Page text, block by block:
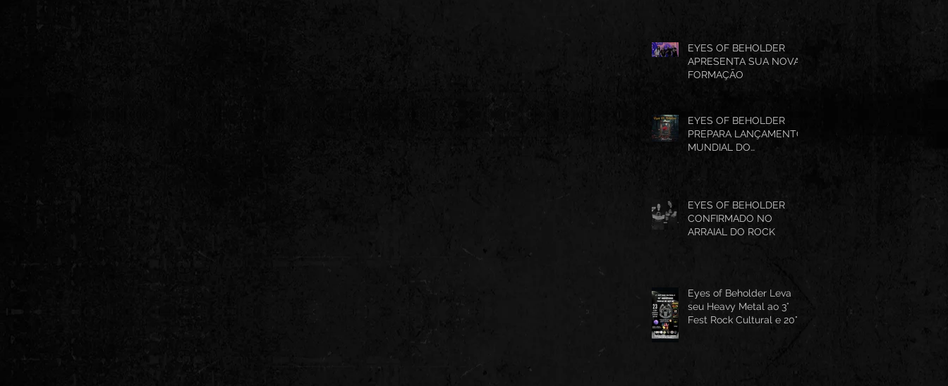
EYES OF BEHOLDER
APRESENTA SUA NOVA
FORMAÇÃO
EYES OF BEHOLDER
PREPARA LANÇAMENTO
MUNDIAL DO
EYES OF BEHOLDER
CONFIRMADO NO
ARRAIAL DO ROCK
Eyes of Beholder Leva
seu Heavy Metal ao 3°
Fest Rock Cultural e 20°